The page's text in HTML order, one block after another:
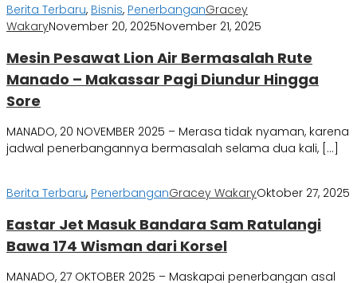
Berita Terbaru, Bisnis, PenerbanganGracey
WakaryNovember 20, 2025November 21, 2025
Mesin Pesawat Lion Air Bermasalah Rute
Manado – Makassar Pagi Diundur Hingga
Sore
MANADO, 20 NOVEMBER 2025 – Merasa tidak nyaman, karena
jadwal penerbangannya bermasalah selama dua kali, […]
Berita Terbaru, PenerbanganGracey WakaryOktober 27, 2025
Eastar Jet Masuk Bandara Sam Ratulangi
Bawa 174 Wisman dari Korsel
MANADO, 27 OKTOBER 2025 – Maskapai penerbangan asal